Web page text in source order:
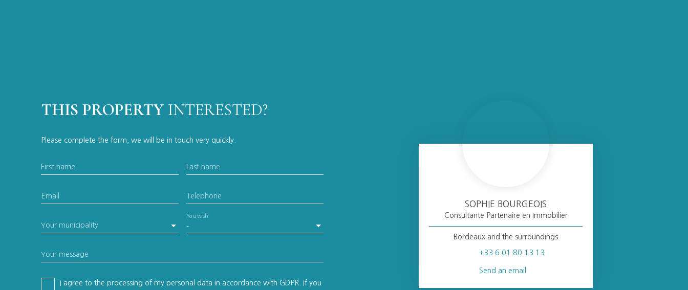
THIS PROPERTY INTERESTED?
Please complete the form, we will be in touch very quickly.
First name Last name
Email Telephone
Your municipality -
You wish
Your message
I agree to the processing of my personal data in accordance with GDPR. If you
SOPHIE BOURGEOIS
Consultante Partenaire en Immobilier
Bordeaux and the surroundings
+33 6 01 80 13 13
Send an email